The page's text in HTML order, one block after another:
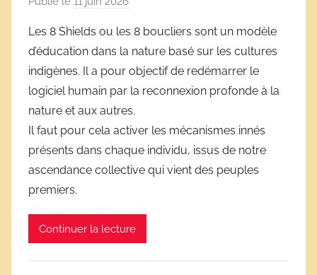
r
D
é
r
i
v
e
s
l
Les 8 Shields ou les 8 boucliers sont un modèle
d’éducation dans la nature basé sur les cultures
indigènes. Il a pour objectif de redémarrer le
logiciel humain par la reconnexion profonde à la
nature et aux autres.
Il faut pour cela activer les mécanismes innés
présents dans chaque individu, issus de notre
ascendance collective qui vient des peuples
premiers.
Continuer la lecture